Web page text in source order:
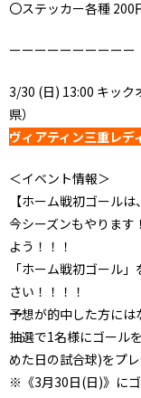
〇ステッカー各種
ーーーーーーーーーー
3/30 (日) 13:00 キック
県）
ヴィアティン三重レデ
＜イベント情報＞
【ホーム戦初ゴール
今シーズンもやります
よう！！！
「ホーム戦初ゴール
さい！！！！
予想が的中した方には
抽選で1名様にゴール
めた日の試合球)をプ
※《3月30日(日)》に